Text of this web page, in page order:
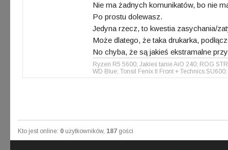
Nie ma żadnych komunikatów, bo nie
Po prostu dolewasz.
Jedyna rzecz, to kwestia zasychania/
Może dlatego, że taka drukarka,
No chyba, że są jakieś ekstramalne
Ryzen R5 5600; Jakieś tanie AiO 240; ROG
WD Blue; Tonsil Fenix II Front + Technics
Kto jest online: 0 użytkowników, 187 gości